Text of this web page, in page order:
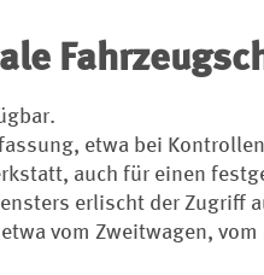
etwa bei
auch für einen
erlischt der Zugriff
vom Zweitwagen,